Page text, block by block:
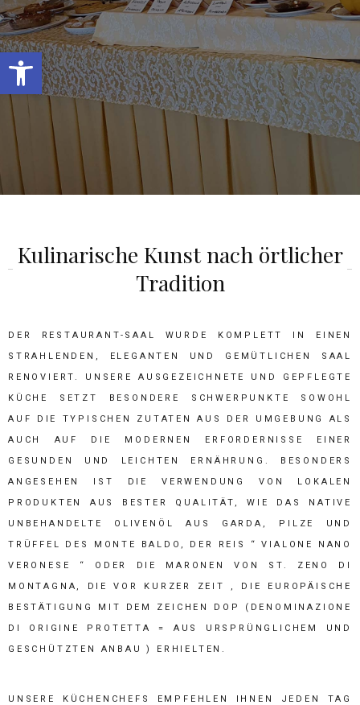
OPEN TOOLBAR
Kulinarische Kunst nach örtlicher
Tradition
DER RESTAURANT-SAAL WURDE KOMPLETT IN EINEN
STRAHLENDEN, ELEGANTEN UND GEMÜTLICHEN SAAL
RENOVIERT. UNSERE AUSGEZEICHNETE UND GEPFLEGTE
KÜCHE SETZT BESONDERE SCHWERPUNKTE SOWOHL
AUF DIE TYPISCHEN ZUTATEN AUS DER UMGEBUNG ALS
AUCH AUF DIE MODERNEN ERFORDERNISSE EINER
GESUNDEN UND LEICHTEN ERNÄHRUNG. BESONDERS
ANGESEHEN IST DIE VERWENDUNG VON LOKALEN
PRODUKTEN AUS BESTER QUALITÄT, WIE DAS NATIVE
UNBEHANDELTE OLIVENÖL AUS GARDA, PILZE UND
TRÜFFEL DES MONTE BALDO, DER REIS “ VIALONE NANO
VERONESE “ ODER DIE MARONEN VON ST. ZENO DI
MONTAGNA, DIE VOR KURZER ZEIT , DIE EUROPÄISCHE
BESTÄTIGUNG MIT DEM ZEICHEN DOP (DENOMINAZIONE
DI ORIGINE PROTETTA = AUS URSPRÜNGLICHEM UND
GESCHÜTZTEN ANBAU ) ERHIELTEN.
UNSERE KÜCHENCHEFS EMPFEHLEN IHNEN JEDEN TAG